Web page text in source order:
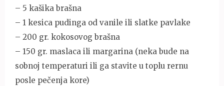
– 5 kašika brašna
– 1 kesica pudinga od vanile ili slatke pavlake
– 200 gr. kokosovog brašna
– 150 gr. maslaca ili margarina (neka bude na
sobnoj temperaturi ili ga stavite u toplu rernu
posle pečenja kore)